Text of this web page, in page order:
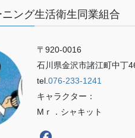
ング生活衛生同業組合
〒920-0016
石川県金沢市諸江町中丁
tel.076-233-1241
キャラクター：
Mｒ．シャキット